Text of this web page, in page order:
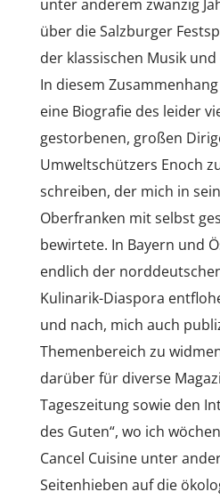
unter anderem zwanzig
über die Salzburger
der klassischen Musik
In diesem
eine Biografie des leider
gestorbenen, großen
Umweltschützers Enoch
schreiben, der mich in
Oberfranken mit selbst
bewirtete. In Bayern und
endlich der
Kulinarik-Diaspora
und nach, mich auch
Themenbereich zu
darüber für diverse
Tageszeitung sowie den
des Guten“, wo ich
Cancel Cuisine unter
Seitenhieben auf die